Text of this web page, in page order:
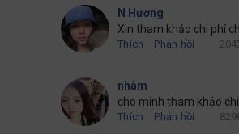
N Hương
Xin tham khảo chi phí
Thích Phản hồi
nhâm
cho minh tham khảo
Thích Phản hồi